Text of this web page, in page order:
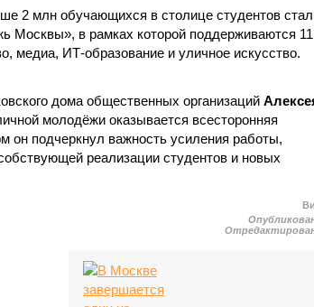
2 млн обучающихся в столице студентов
Москвы», в рамках которой поддерживаются 11
медиа, ИТ-образование и уличное искусство.
дома общественных организаций
молодёжи оказывается всесторонняя
он подчеркнул важность усиления работы,
реализации студентов и новых